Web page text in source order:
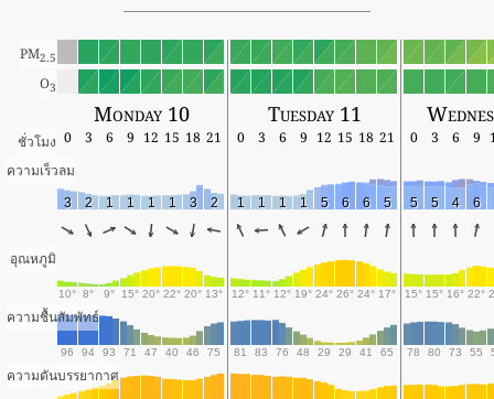
PM2.5
O3
Monday 10 Tuesday 11
ชั่วโมง 0 3 6 9 12 15 18 21 0 3 6 9 12 15 18 21 0 3 6 9
ความเร็วลม
3 2 1 1 1 1 3 2 1 1 1 1 5 6 6 5 5 5 4 6
อุณหภูมิ
10° 8° 9° 15° 20° 22° 20° 13° 12° 11° 12° 19° 24° 26° 24° 17° 15° 15° 16° 22°
ความชื้นสัมพัทธ์
96 94 93 71 47 40 46 75 81 83 76 48 29 29 41 65 78 80 73 55
ความดันบรรยากาศ